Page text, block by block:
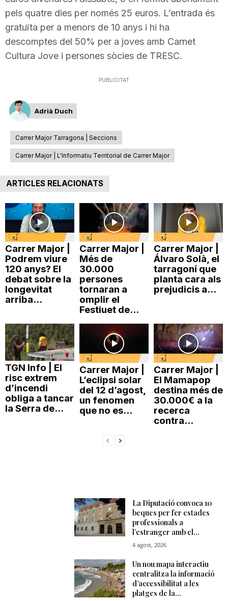
pels quatre dies per només 25 euros. L’entrada és
gratuïta per a menors de 10 anys i hi ha
descomptes del 50% per a joves amb Carnet
Cultura Jove i persones sòcies de TRESC.
PUBLICITAT
Adrià Duch
Carrer Major Tarragona | Seccions
Carrer Major | L'Informatiu Territorial de Carrer Major
ARTICLES RELACIONATS
Carrer Major |
Podrem viure
120 anys? El
debat sobre la
longevitat
arriba...
Carrer Major |
Més de
30.000
persones
tornaran a
omplir el
Festiuet de...
Carrer Major |
Álvaro Solà, el
tarragoní que
planta cara als
prejudicis a...
TGN Info | El
risc extrem
d’incendi
obliga a tancar
la Serra de...
Carrer Major |
L’eclipsi solar
del 12 d’agost,
un fenomen
que no es...
Carrer Major |
El Mamapop
destina més de
30.000€ a la
recerca
contra...